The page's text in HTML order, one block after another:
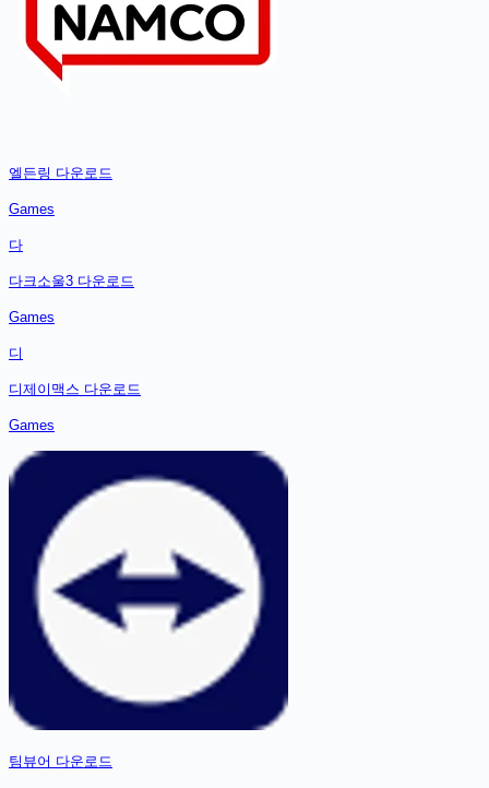
엘든링 다운로드
Games
다
다크소울3 다운로드
Games
디
디제이맥스 다운로드
Games
팀뷰어 다운로드